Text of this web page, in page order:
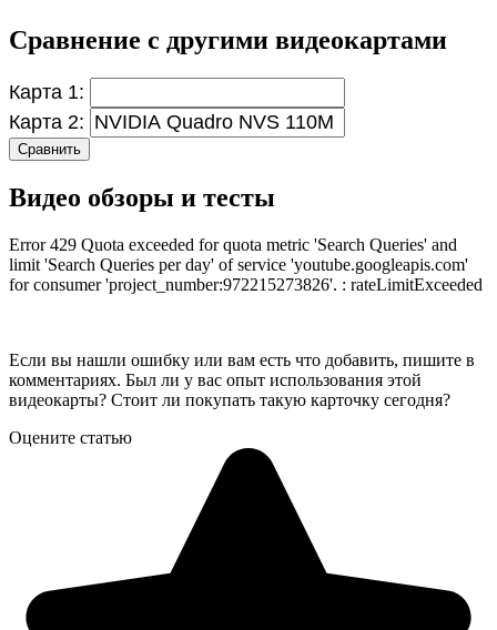
Сравнение с другими видеокартами
Карта 1:
Карта 2:
Сравнить
Видео обзоры и тесты
Error 429 Quota exceeded for quota metric 'Search Queries' and
limit 'Search Queries per day' of service 'youtube.googleapis.com'
for consumer 'project_number:972215273826'. : rateLimitExceeded
Если вы нашли ошибку или вам есть что добавить, пишите в
комментариях. Был ли у вас опыт использования этой
видеокарты? Стоит ли покупать такую карточку сегодня?
Оцените статью